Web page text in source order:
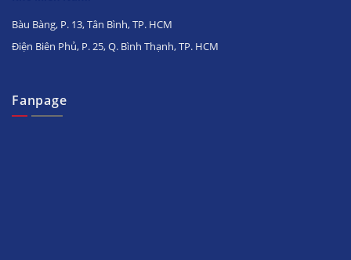
Bàu Bàng, P. 13, Tân Bình, TP. HCM
Điện Biên Phủ, P. 25, Q. Bình Thạnh, TP. HCM
Fanpage